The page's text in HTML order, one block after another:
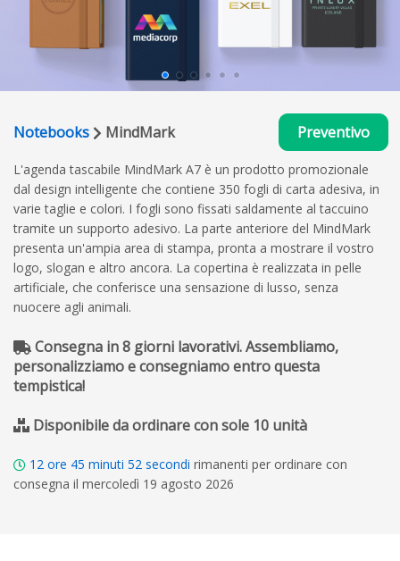
Notebooks MindMark Preventivo
L'agenda tascabile MindMark A7 è un prodotto promozionale
dal design intelligente che contiene 350 fogli di carta adesiva, in
varie taglie e colori. I fogli sono fissati saldamente al taccuino
tramite un supporto adesivo. La parte anteriore del MindMark
presenta un'ampia area di stampa, pronta a mostrare il vostro
logo, slogan e altro ancora. La copertina è realizzata in pelle
artificiale, che conferisce una sensazione di lusso, senza
nuocere agli animali.
Consegna in 8 giorni lavorativi. Assembliamo,
personalizziamo e consegniamo entro questa
tempistica!
Disponibile da ordinare con sole 10 unità
12 ore 45 minuti 51 secondi rimanenti per ordinare con
consegna il mercoledì 19 agosto 2026